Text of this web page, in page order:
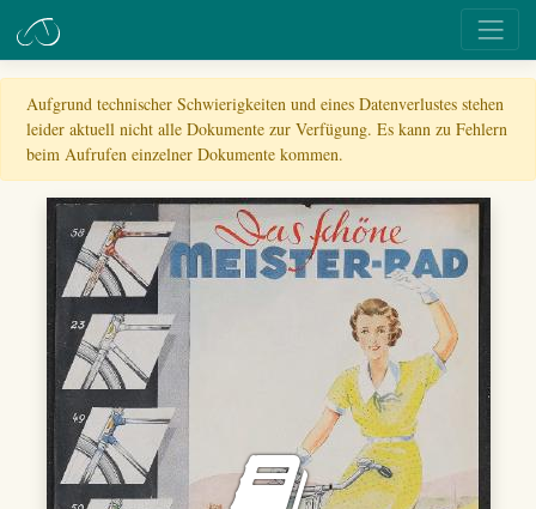
Aufgrund technischer Schwierigkeiten und eines Datenverlustes stehen
leider aktuell nicht alle Dokumente zur Verfügung. Es kann zu Fehlern
beim Aufrufen einzelner Dokumente kommen.